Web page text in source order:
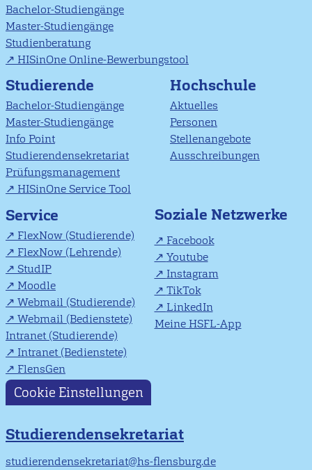
Bachelor-Studiengänge
Master-Studiengänge
Studienberatung
HISinOne Online-Bewerbungstool
Studierende
Bachelor-Studiengänge
Master-Studiengänge
Info Point
Studierendensekretariat
Prüfungsmanagement
HISinOne Service Tool
Hochschule
Aktuelles
Personen
Stellenangebote
Ausschreibungen
Service
FlexNow (Studierende)
FlexNow (Lehrende)
StudIP
Moodle
Webmail (Studierende)
Webmail (Bedienstete)
Intranet (Studierende)
Intranet (Bedienstete)
FlensGen
Soziale Netzwerke
Facebook
Youtube
Instagram
TikTok
LinkedIn
Meine HSFL-App
Cookie Einstellungen
Studierendensekretariat
studierendensekretariat@hs-flensburg.de